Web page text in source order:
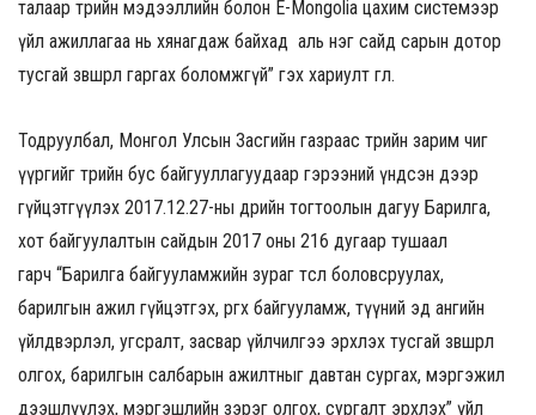
талаар төрийн мэдээллийн болон E-Mongolia цахим системээр
үйл ажиллагаа нь хянагдаж байхад аль нэг сайд сарын дотор
тусгай зөвшөөрөл гаргах боломжгүй” гэх хариулт өглөө.
Тодруулбал, Монгол Улсын Засгийн газраас төрийн зарим чиг
үүргийг төрийн бус байгууллагуудаар гэрээний үндсэн дээр
гүйцэтгүүлэх 2017.12.27-ны өдрийн тогтоолын дагуу Барилга,
хот байгуулалтын сайдын 2017 оны 216 дугаар тушаал
гарч “Барилга байгууламжийн зураг төсөл боловсруулах,
барилгын ажил гүйцэтгэх, өргөх байгууламж, түүний эд ангийн
үйлдвэрлэл, угсралт, засвар үйлчилгээ эрхлэх тусгай зөвшөөрөл
олгох, барилгын салбарын ажилтныг давтан сургах, мэргэжил
дээшлүүлэх, мэргэшлийн зэрэг олгох, сургалт эрхлэх” үйл